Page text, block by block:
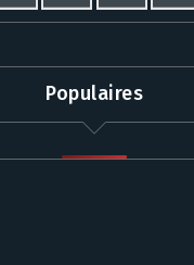
Populaires